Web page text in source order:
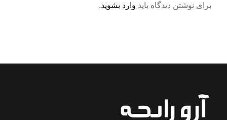
برای نوشتن دیدگاه باید وارد بشوید.